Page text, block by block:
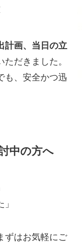
計画、当日の立
ただきました。
も、安全かつ迅
中の方へ
ずはお気軽にご